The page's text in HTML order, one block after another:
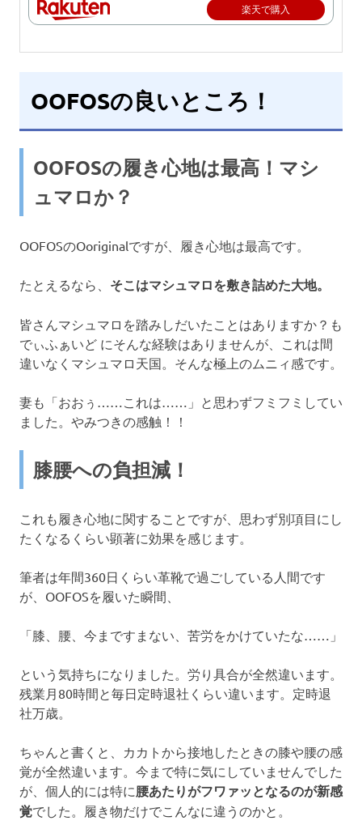
楽天で購入
OOFOSの良いところ！
OOFOSの履き心地は最高！マシ
ュマロか？
OOFOSのOoriginalですが、履き心地は最高です。
たとえるなら、 そこはマシュマロを敷き詰めた大地。
皆さんマシュマロを踏みしだいたことはありますか？も
でぃふぁいど にそんな経験はありませんが、これは間
違いなくマシュマロ天国。そんな極上のムニィ感です。
妻も「おおぅ……これは……」と思わずフミフミしてい
ました。やみつきの感触！！
膝腰への負担減！
これも履き心地に関することですが、思わず別項目にし
たくなるくらい顕著に効果を感じます。
筆者は年間360日くらい革靴で過ごしている人間です
が、OOFOSを履いた瞬間、
「膝、腰、今まですまない、苦労をかけていたな……」
という気持ちになりました。労り具合が全然違います。
残業月80時間と毎日定時退社くらい違います。定時退
社万歳。
ちゃんと書くと、カカトから接地したときの膝や腰の感
覚が全然違います。今まで特に気にしていませんでした
が、個人的には特に腰あたりがフワァッとなるのが新感
覚でした。履き物だけでこんなに違うのかと。